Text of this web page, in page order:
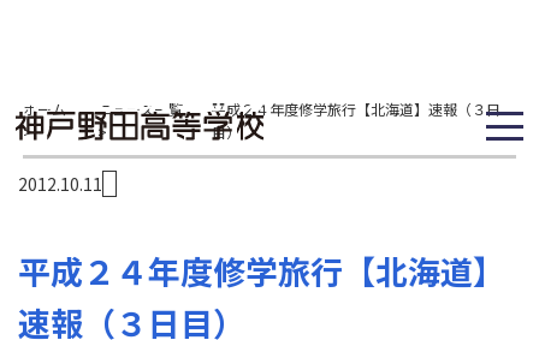
ホーム
>
ニュース一覧
>
平成２４年度修学旅行【北海道】速報（３日
目）
2012.10.11
平成２４年度修学旅行【北海道】
速報（３日目）